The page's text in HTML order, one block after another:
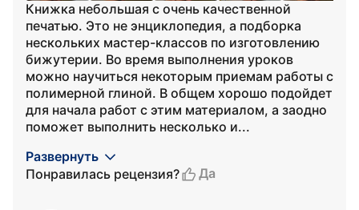
Книжка небольшая с очень качественной
печатью. Это не энциклопедия, а подборка
нескольких мастер-классов по изготовлению
бижутерии. Во время выполнения уроков
можно научиться некоторым приемам работы с
полимерной глиной. В общем хорошо подойдет
для начала работ с этим материалом, а заодно
поможет выполнить несколько и...
Развернуть
Понравилась рецензия?
Да